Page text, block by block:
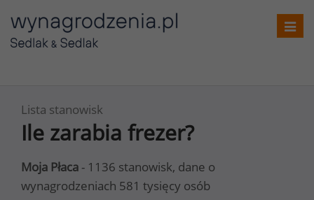
Lista stanowisk
Ile zarabia frezer?
Moja Płaca - 1136 stanowisk, dane o
wynagrodzeniach 581 tysięcy osób